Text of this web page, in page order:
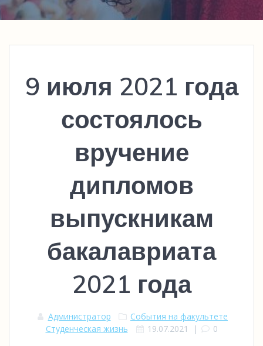
9 июля 2021 года
состоялось
вручение
дипломов
выпускникам
бакалавриата
2021 года
Администратор
События на факультете
Студенческая жизнь
19.07.2021 | 0